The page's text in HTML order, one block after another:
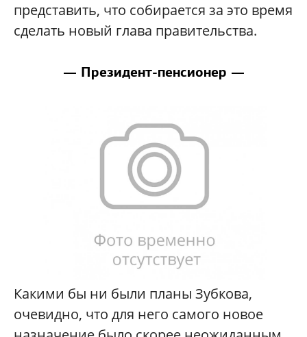
представить, что собирается за это время
сделать новый глава правительства.
— Президент-пенсионер —
Какими бы ни были планы Зубкова,
очевидно, что для него самого новое